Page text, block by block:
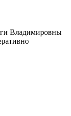
Владимировны